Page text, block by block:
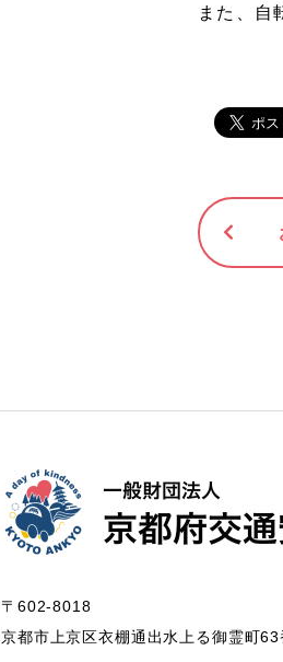
また、自
〒602-8018
京都市上京区衣棚通出水上る御霊町63